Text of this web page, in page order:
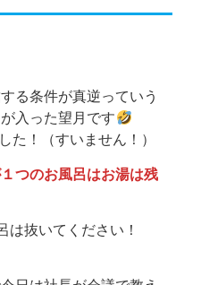
る条件が真逆っていう
入った望月です
た！（すいません！）
つのお風呂はお湯は残
は抜いてください！